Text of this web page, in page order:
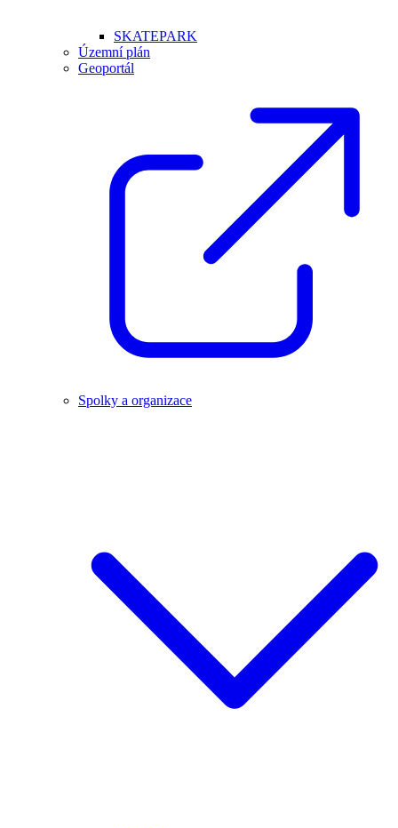
SKATEPARK
Územní plán
Geoportál
Spolky a organizace